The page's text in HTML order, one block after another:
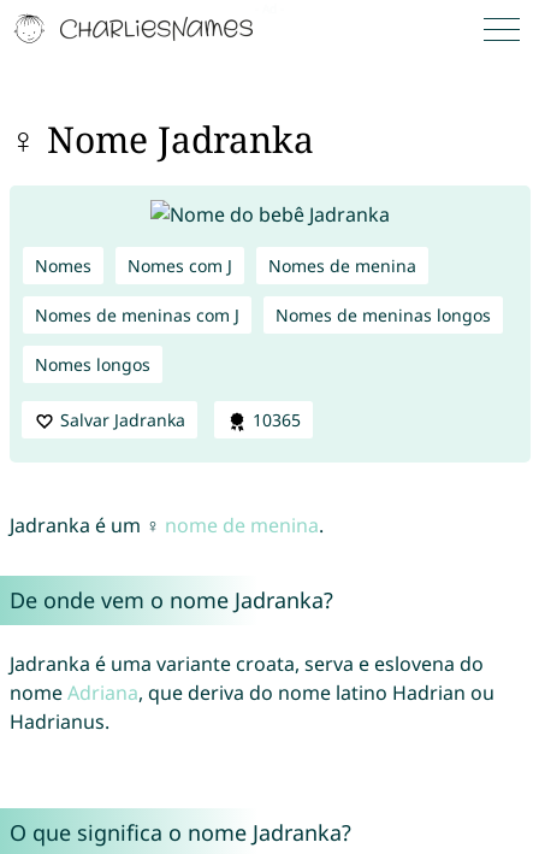
♀ Nome Jadranka
Nomes Nomes com J Nomes de menina
Nomes de meninas com J Nomes de meninas longos
Nomes longos
Salvar Jadranka 10365
Jadranka é um ♀ nome de menina.
De onde vem o nome Jadranka?
Jadranka é uma variante croata, serva e eslovena do
nomeAdriana, que deriva do nome latino Hadrian ou
Hadrianus.
O que significa o nome Jadranka?